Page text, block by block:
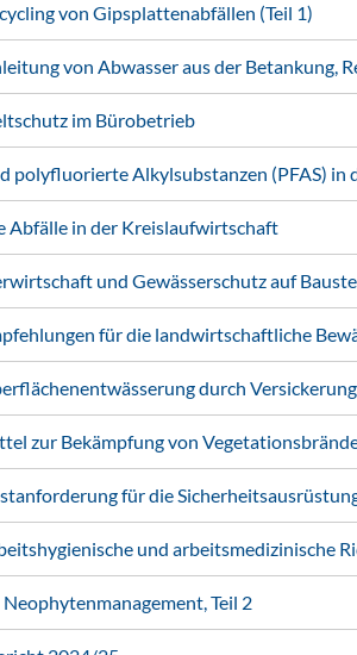
von Gipsplattenabfällen (Teil 1)
von Abwasser aus der Betankung,
im Bürobetrieb
polyfluorierte Alkylsubstanzen (PFAS) in
Abfälle in der Kreislaufwirtschaft
und Gewässerschutz auf
für die landwirtschaftliche
durch
zur Bekämpfung von
für die
und arbeitsmedizinische
Teil 2